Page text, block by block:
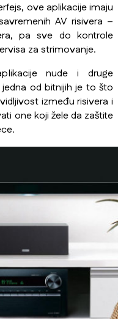
ove aplikacije imaju
AV risivera –
pa sve do kontrole
za strimovanje.
nude i druge
od bitnijih je to što
između risivera i
one koji žele da zaštite